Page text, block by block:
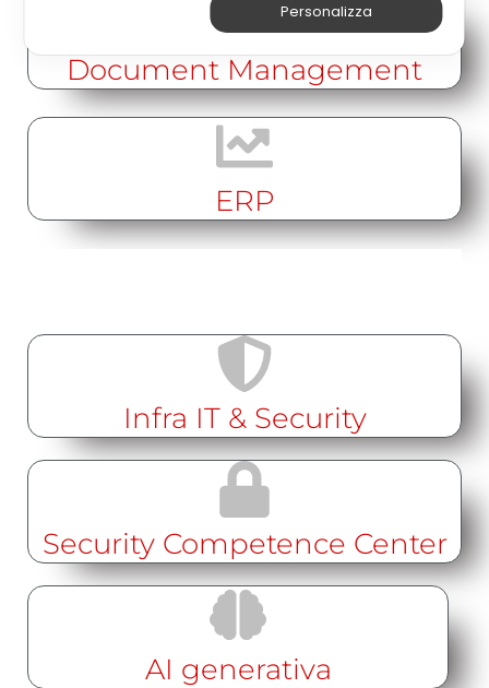
Document Management
ERP
Infra IT & Security
Security Competence Center
AI generativa
Personalizza